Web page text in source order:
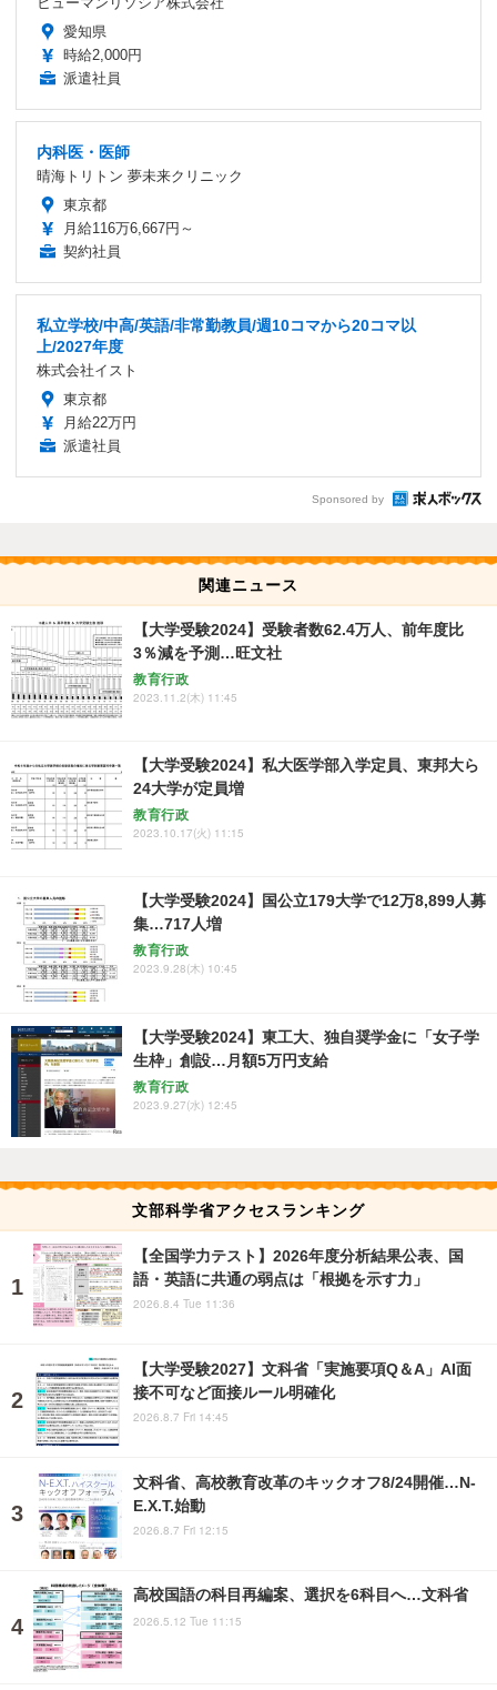
愛知県
時給2,000円
派遣社員
内科医・医師
晴海トリトン 夢未来クリニック
東京都
月給116万6,667円～
契約社員
私立学校/中高/英語/非常勤教員/週10コマから20コマ以
上/2027年度
株式会社イスト
東京都
月給22万円
派遣社員
Sponsored by
関連ニュース
【大学受験2024】受験者数62.4万人、前年度比
3％減を予測…旺文社
教育行政
2023.11.2(木) 11:45
【大学受験2024】私大医学部入学定員、東邦大ら
24大学が定員増
教育行政
2023.10.17(火) 11:15
【大学受験2024】国公立179大学で12万8,899人募
集…717人増
教育行政
2023.9.28(木) 10:45
【大学受験2024】東工大、独自奨学金に「女子学
生枠」創設…月額5万円支給
教育行政
2023.9.27(水) 12:45
文部科学省アクセスランキング
【全国学力テスト】2026年度分析結果公表、国
語・英語に共通の弱点は「根拠を示す力」
2026.8.4 Tue 11:36
【大学受験2027】文科省「実施要項Q＆A」AI面
接不可など面接ルール明確化
2026.8.7 Fri 14:45
文科省、高校教育改革のキックオフ8/24開催…N-
E.X.T.始動
2026.8.7 Fri 12:15
高校国語の科目再編案、選択を6科目へ…文科省
2026.5.12 Tue 11:15